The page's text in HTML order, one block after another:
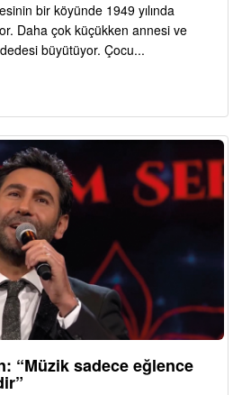
bir köyünde 1949 yılında
Daha çok küçükken annesi ve
dedesi büyütüyor. Çocu...
“Müzik sadece eğlence